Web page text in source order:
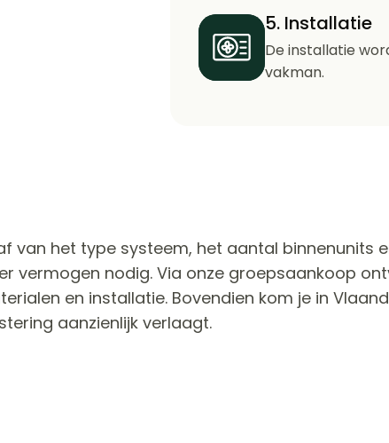
5. Installatie
De installatie
vakman.
van het type systeem, het aantal binnenunits
vermogen nodig. Via onze groepsaankoop
en installatie. Bovendien kom je in
aanzienlijk verlaagt.